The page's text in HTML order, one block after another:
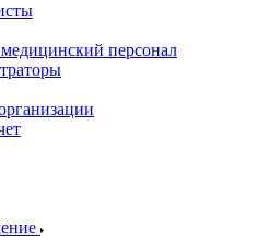
персонал